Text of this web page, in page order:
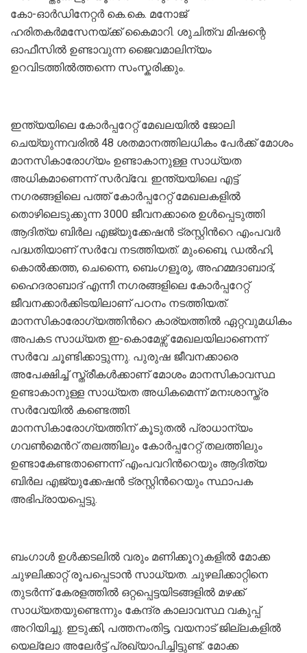
കോ-ഓർഡിനേറ്റർ കെ.കെ. മനോജ്
ഹരിതകർമസേനയ്ക്ക് കൈമാറി. ശുചിത്വ മിഷന്റെ
ഓഫീസിൽ ഉണ്ടാവുന്ന ജൈവമാലിന്യം
ഉറവിടത്തിൽത്തന്നെ സംസ്കരിക്കും.
ഇന്ത്യയിലെ കോർപ്പറേറ്റ് മേഖലയിൽ ജോലി
ചെയ്യുന്നവരിൽ 48 ശതമാനത്തിലധികം പേർക്ക് മോശം
മാനസികാരോഗ്യം ഉണ്ടാകാനുള്ള സാധ്യത
അധികമാണെന്ന് സർവ്വേ. ഇന്ത്യയിലെ എട്ട്
നഗരങ്ങളിലെ പത്ത് കോര്‍പ്പറേറ്റ് മേഖലകളില്‍
തൊഴിലെടുക്കുന്ന 3000 ജീവനക്കാരെ ഉള്‍പ്പെടുത്തി
ആദിത്യ ബിര്‍ല എജ്യുക്കേഷന്‍ ട്രസ്റ്റിന്‍റെ എംപവര്‍
പദ്ധതിയാണ് സര്‍വേ നടത്തിയത്. മുംബൈ, ഡല്‍ഹി,
കൊല്‍ക്കത്ത, ചെന്നൈ, ബെംഗളൂരു, അഹമ്മദാബാദ്,
ഹൈദരാബാദ് എന്നീ നഗരങ്ങളിലെ കോര്‍പ്പറേറ്റ്
ജീവനക്കാര്‍ക്കിടയിലാണ് പഠനം നടത്തിയത്.
മാനസികാരോഗ്യത്തിന്‍റെ കാര്യത്തില്‍ ഏറ്റവുമധികം
അപകട സാധ്യത ഇ-കൊമേഴ്സ് മേഖലയിലാണെന്ന്
സര്‍വേ ചൂണ്ടിക്കാട്ടുന്നു. പുരുഷ ജീവനക്കാരെ
അപേക്ഷിച്ച് സ്ത്രീകൾക്കാണ് മോശം മാനസികാവസ്ഥ
ഉണ്ടാകാനുള്ള സാധ്യത അധികമെന്ന് മനഃശാസ്ത്ര
സര്‍വേയിൽ കണ്ടെത്തി.
മാനസികാരോഗ്യത്തിന് കൂടുതൽ പ്രാധാന്യം
ഗവണ്‍മെന്‍റ് തലത്തിലും കോര്‍പ്പറേറ്റ് തലത്തിലും
ഉണ്ടാകേണ്ടതാണെന്ന് എംപവറിന്‍റെയും ആദിത്യ
ബിര്‍ല എജ്യുക്കേഷന്‍ ട്രസ്റ്റിന്‍റെയും സ്ഥാപക
അഭിപ്രായപ്പെട്ടു.
ബം​ഗാൾ ഉൾക്കടലിൽ വരും മണിക്കൂറുകളിൽ മോക്ക
ചുഴലിക്കാറ്റ് രൂപപ്പെടാൻ സാധ്യത. ചുഴലിക്കാറ്റിനെ
തുടർന്ന് കേരളത്തിൽ ഒറ്റപ്പെട്ടയിടങ്ങളിൽ മഴക്ക്
സാധ്യതയുണ്ടെന്നും കേന്ദ്ര കാലാവസ്ഥ വകുപ്പ്
അറിയിച്ചു. ഇടുക്കി, പത്തനംതിട്ട, വയനാട് ജില്ലകളിൽ
യെല്ലോ അലേർട്ട് പ്രഖ്യാപിച്ചിട്ടുണ്ട്. മോക്ക